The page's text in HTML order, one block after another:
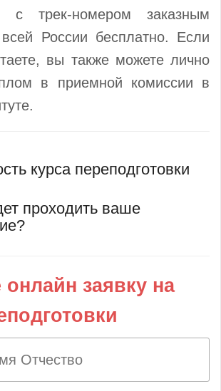
с трек-номером заказным
России бесплатно. Если
вы также можете лично
в приемной комиссии в
курса переподготовки
проходить ваше
онлайн заявку на